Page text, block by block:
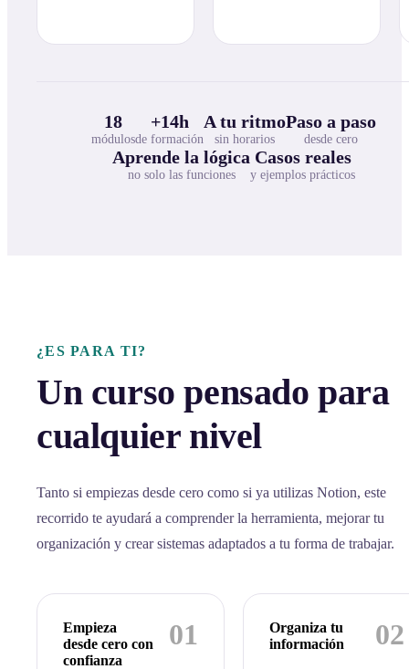
18
módulos
+14h
de formación
A tu ritmo
sin horarios
Paso a paso
desde cero
Aprende la lógica
no solo las funciones
Casos reales
y ejemplos prácticos
¿ES PARA TI?
Un curso pensado para
cualquier nivel
Tanto si empiezas desde cero como si ya utilizas Notion, este
recorrido te ayudará a comprender la herramienta, mejorar tu
organización y crear sistemas adaptados a tu forma de trabajar.
01
Empieza
desde cero con
confianza
02
Organiza tu
información